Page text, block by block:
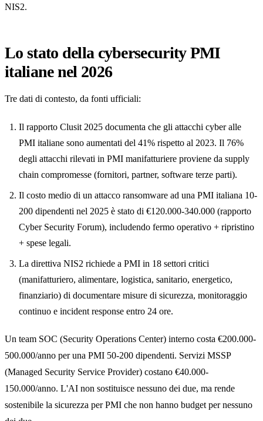
NIS2.
Lo stato della cybersecurity PMI
italiane nel 2026
Tre dati di contesto, da fonti ufficiali:
Il rapporto Clusit 2025 documenta che gli attacchi cyber alle
PMI italiane sono aumentati del 41% rispetto al 2023. Il 76%
degli attacchi rilevati in PMI manifatturiere proviene da supply
chain compromesse (fornitori, partner, software terze parti).
Il costo medio di un attacco ransomware ad una PMI italiana 10-
200 dipendenti nel 2025 è stato di €120.000-340.000 (rapporto
Cyber Security Forum), includendo fermo operativo + ripristino
+ spese legali.
La direttiva NIS2 richiede a PMI in 18 settori critici
(manifatturiero, alimentare, logistica, sanitario, energetico,
finanziario) di documentare misure di sicurezza, monitoraggio
continuo e incident response entro 24 ore.
Un team SOC (Security Operations Center) interno costa €200.000-
500.000/anno per una PMI 50-200 dipendenti. Servizi MSSP
(Managed Security Service Provider) costano €40.000-
150.000/anno. L'AI non sostituisce nessuno dei due, ma rende
sostenibile la sicurezza per PMI che non hanno budget per nessuno